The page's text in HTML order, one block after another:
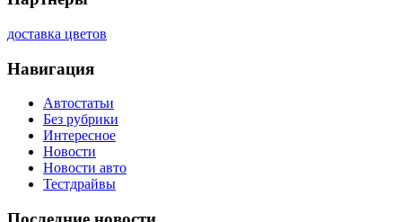
доставка цветов
Навигация
Автостатьи
Без рубрики
Интересное
Новости
Новости авто
Тестдрайвы